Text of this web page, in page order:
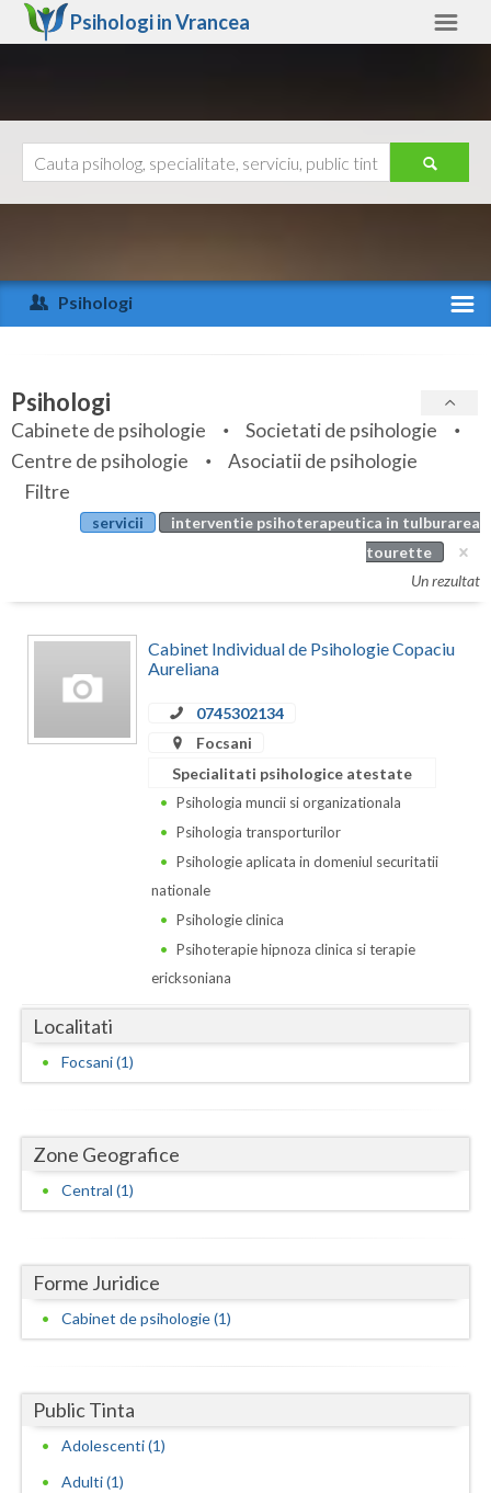
Psihologi inVrancea
Arad
Arges
Bihor
Bistrita-Nasaud
Botosani
Bucuresti
Buzau
Galati
Giurgiu
Harghita
Hunedoara
Iasi
Ilfov
Ajutor
Psihologi
Specialitati
Servicii
Articole
Evenimente
Psihologi
Cabinete de psihologie
Societati de psihologie
Centre de psihologie
Asociatii de psihologie
Filtre
servicii
interventie psihoterapeutica in tulburarea
tourette
Un rezultat
Cabinet Individual de Psihologie Copaciu
Aureliana
0745302134
Focsani
Specialitati psihologice atestate
Psihologia muncii si organizationala
Psihologia transporturilor
Psihologie aplicata in domeniul securitatii
nationale
Psihologie clinica
Psihoterapie hipnoza clinica si terapie
ericksoniana
Localitati
Focsani (1)
Zone Geografice
Central (1)
Forme Juridice
Cabinet de psihologie (1)
Public Tinta
Adolescenti (1)
Adulti (1)